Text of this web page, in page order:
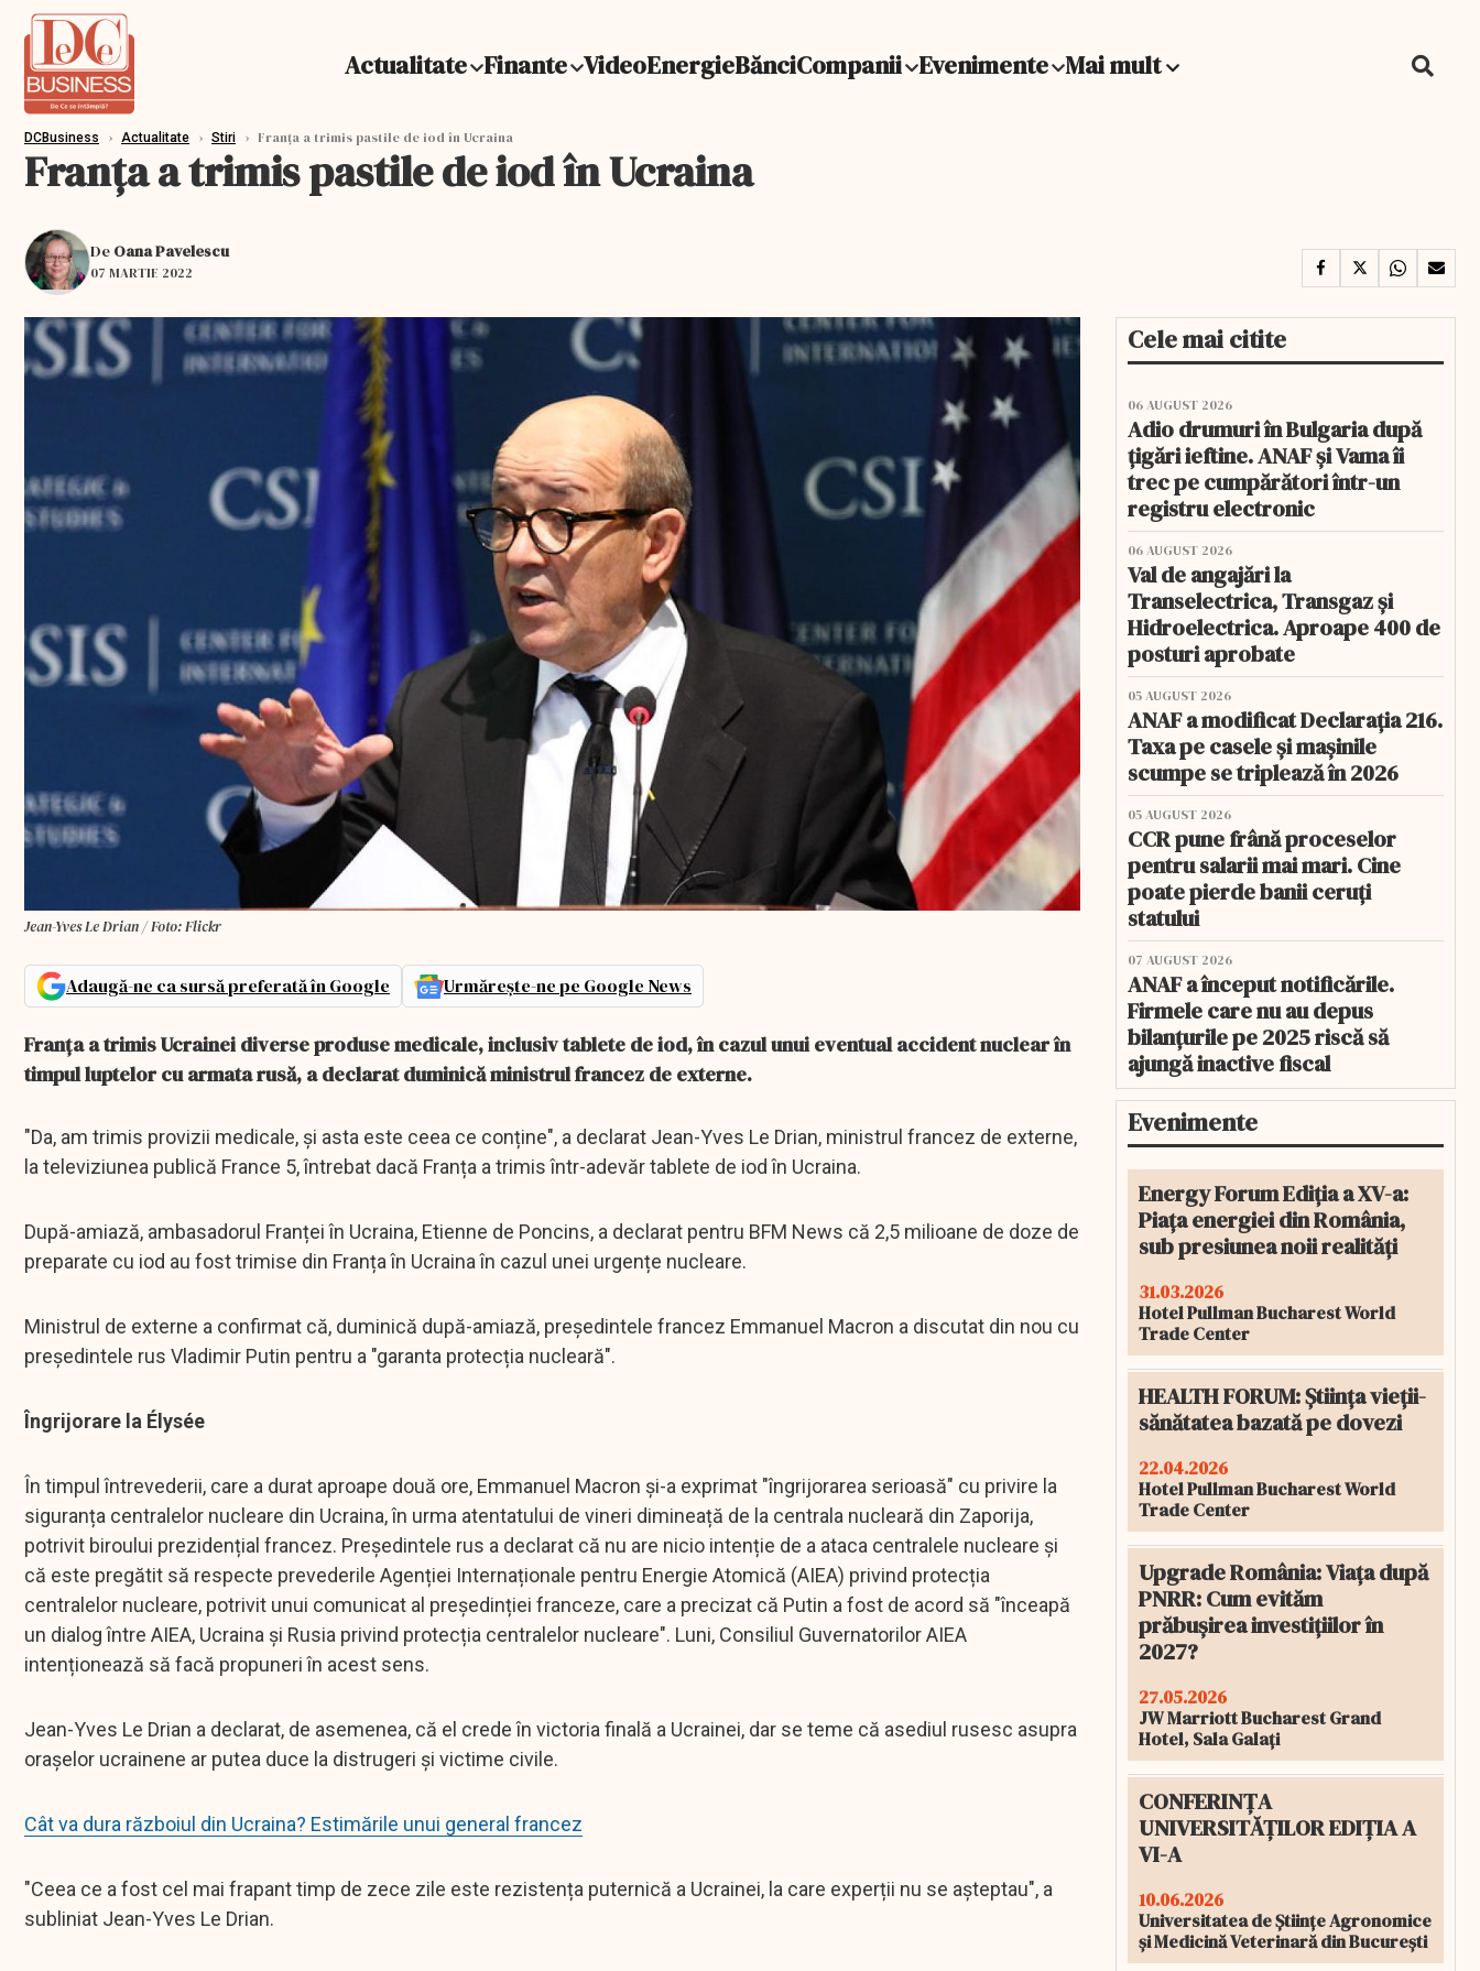
Actualitate Finante VideoEnergieBănciCompanii Evenimente Mai mult
DCBusiness › Actualitate › Stiri › Franța a trimis pastile de iod în Ucraina
Franța a trimis pastile de iod în Ucraina
De Oana Pavelescu
07 MARTIE 2022
Jean-Yves Le Drian / Foto: Flickr
Adaugă-ne ca sursă preferată în Google Urmărește-ne pe Google News
Franța a trimis Ucrainei diverse produse medicale, inclusiv tablete de iod, în cazul unui eventual accident nuclear în
timpul luptelor cu armata rusă, a declarat duminică ministrul francez de externe.
"Da, am trimis provizii medicale, și asta este ceea ce conține", a declarat Jean-Yves Le Drian, ministrul francez de externe,
la televiziunea publică France 5, întrebat dacă Franța a trimis într-adevăr tablete de iod în Ucraina.
După-amiază, ambasadorul Franței în Ucraina, Etienne de Poncins, a declarat pentru BFM News că 2,5 milioane de doze de
preparate cu iod au fost trimise din Franța în Ucraina în cazul unei urgențe nucleare.
Ministrul de externe a confirmat că, duminică după-amiază, președintele francez Emmanuel Macron a discutat din nou cu
președintele rus Vladimir Putin pentru a "garanta protecția nucleară".
Îngrijorare la Élysée
În timpul întrevederii, care a durat aproape două ore, Emmanuel Macron și-a exprimat "îngrijorarea serioasă" cu privire la
siguranța centralelor nucleare din Ucraina, în urma atentatului de vineri dimineață de la centrala nucleară din Zaporija,
potrivit biroului prezidențial francez. Președintele rus a declarat că nu are nicio intenție de a ataca centralele nucleare și
că este pregătit să respecte prevederile Agenției Internaționale pentru Energie Atomică (AIEA) privind protecția
centralelor nucleare, potrivit unui comunicat al președinției franceze, care a precizat că Putin a fost de acord să "înceapă
un dialog între AIEA, Ucraina și Rusia privind protecția centralelor nucleare". Luni, Consiliul Guvernatorilor AIEA
intenționează să facă propuneri în acest sens.
Jean-Yves Le Drian a declarat, de asemenea, că el crede în victoria finală a Ucrainei, dar se teme că asediul rusesc asupra
orașelor ucrainene ar putea duce la distrugeri și victime civile.
Cât va dura războiul din Ucraina? Estimările unui general francez
"Ceea ce a fost cel mai frapant timp de zece zile este rezistența puternică a Ucrainei, la care experții nu se așteptau", a
subliniat Jean-Yves Le Drian.
Cele mai citite
06 AUGUST 2026
Adio drumuri în Bulgaria după
țigări ieftine. ANAF și Vama îi
trec pe cumpărători într-un
registru electronic
06 AUGUST 2026
Val de angajări la
Transelectrica, Transgaz și
Hidroelectrica. Aproape 400 de
posturi aprobate
05 AUGUST 2026
ANAF a modificat Declarația 216.
Taxa pe casele și mașinile
scumpe se triplează în 2026
05 AUGUST 2026
CCR pune frână proceselor
pentru salarii mai mari. Cine
poate pierde banii ceruți
statului
07 AUGUST 2026
ANAF a început notificările.
Firmele care nu au depus
bilanțurile pe 2025 riscă să
ajungă inactive fiscal
Evenimente
Energy Forum Ediția a XV-a:
Piața energiei din România,
sub presiunea noii realități
31.03.2026
Hotel Pullman Bucharest World
Trade Center
HEALTH FORUM: Știința vieții-
sănătatea bazată pe dovezi
22.04.2026
Hotel Pullman Bucharest World
Trade Center
Upgrade România: Viața după
PNRR: Cum evităm
prăbușirea investițiilor în
2027?
27.05.2026
JW Marriott Bucharest Grand
Hotel, Sala Galați
CONFERINȚA
UNIVERSITĂȚILOR EDIȚIA A
VI-A
10.06.2026
Universitatea de Științe Agronomice
și Medicină Veterinară din București